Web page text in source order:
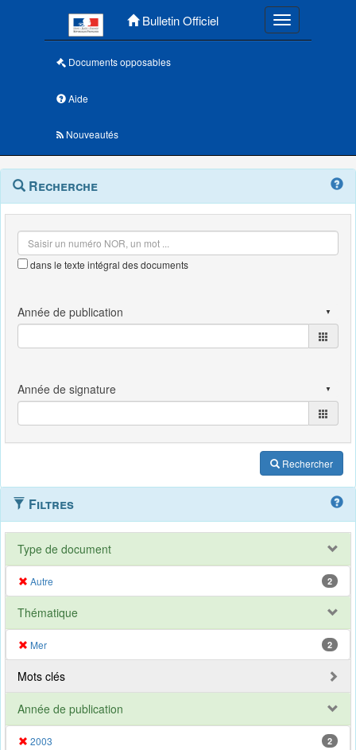
Bulletin Officiel Toggle
Documents opposables
Aide
Nouveautés
Navigation
outils
Menu
contextuel
Recherche
dans le texte intégral des documents
Rechercher
Filtres
Type de document
Autre 2
Thématique
Mer 2
Mots clés
Année de publication
2003 2